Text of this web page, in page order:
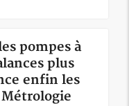
pompes à
plus
enfin les